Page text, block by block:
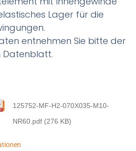
Lager für die
entnehmen Sie bitte der
Datenblatt.
125752-MF-H2-070X035-M10-
NR60.pdf (276 KB)